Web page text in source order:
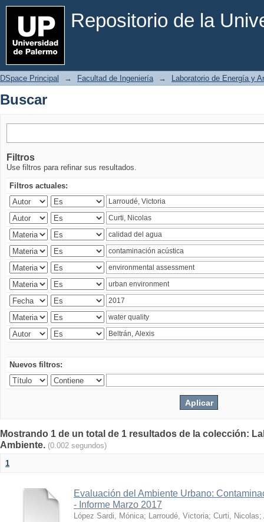
Repositorio de la
Buscar
DSpace Principal → Facultad de Ingeniería → Laboratorio de Energía y
Buscar
Filtros
Use filtros para refinar sus resultados.
Filtros actuales:
Nuevos filtros:
Mostrando 1 de un total de 1 resultados de la colección:
Ambiente. (0.002 segundos)
1
Evaluación del Ambiente Urbano:
- Informe Marzo 2017
López Sardi, Mónica; Larroudé, Victoria; Curti, Nicolas;